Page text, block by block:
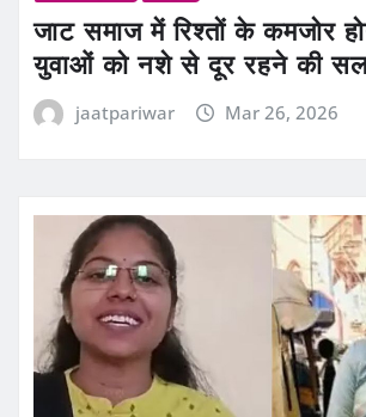
जाट समाज में रिश्तों के कमजोर
युवाओं को नशे से दूर रहने की
jaatpariwar Mar 26, 2026